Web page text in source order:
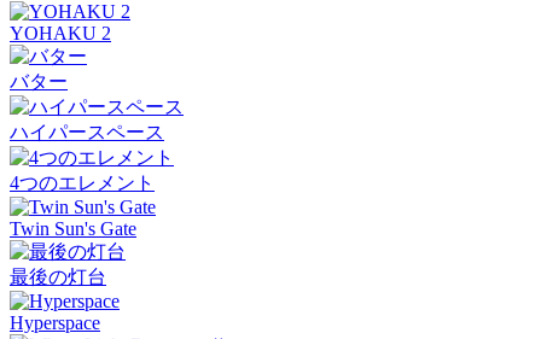
YOHAKU 2
バター
ハイパースペース
4つのエレメント
Twin Sun's Gate
最後の灯台
Hyperspace